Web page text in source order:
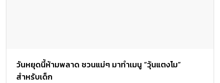
วันหยุดนี้ห้ามพลาด ชวนแม่ๆ มาทำเมนู “วุ้นแตงโม”
สำหรับเด็ก